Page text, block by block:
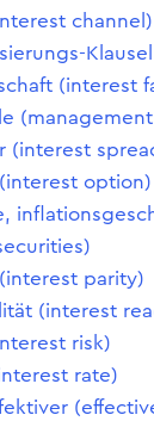
channel)
(interest
(interest
option)
parity)
(interest
risk)
rate)